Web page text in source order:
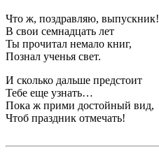
Что ж, поздравляю, выпускник!
В свои семнадцать лет
Ты прочитал немало книг,
Познал ученья свет.
И сколько дальше предстоит
Тебе еще узнать…
Пока ж прими достойный вид,
Чтоб праздник отмечать!